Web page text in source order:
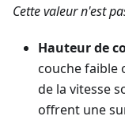
Cette valeur n'est
Hauteur de
couche faible
de la vitesse
offrent une